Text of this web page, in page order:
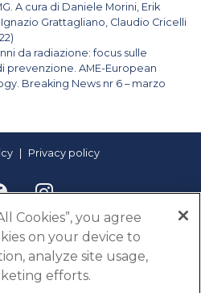
A cura di Daniele Morini, Erik
Grattagliano, Claudio Cricelli
da radiazione: focus sulle
prevenzione. AME-European
Breaking News nr 6 – marzo
Privacy policy
Cookies”, you agree
on your device to
analyze site usage,
efforts.